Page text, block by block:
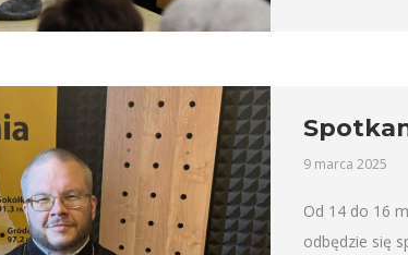
9 marca 2025
Od 14 do 16
odbędzie się